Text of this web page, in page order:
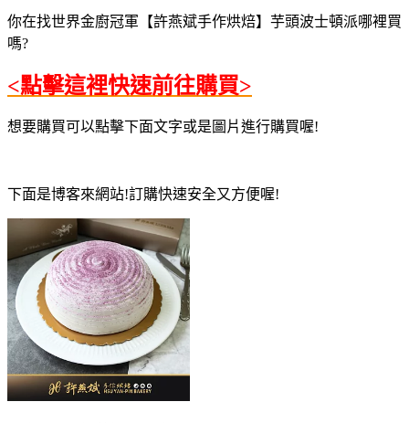
你在找世界金廚冠軍【許燕斌手作烘焙】芋頭波士頓派哪裡買
嗎?
<點擊這裡快速前往購買>
想要購買可以點擊下面文字或是圖片進行購買喔!
下面是博客來網站!訂購快速安全又方便喔!